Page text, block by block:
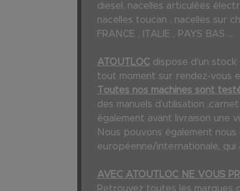
diesel, nacelles articulées
nacelles toucan , nacelles sur
FRANCE , ITALIE , PAYS BAS ...
ATOUTLOCdispose d'un stock
tout moment sur rendez-vous
Toutes nos machines sont
des manuels d’utilisation
également avant livraison une
Nous pouvons également
européenne/internationale,
AVEC ATOUTLOC NE VOUS
Retrouvez toutes les marques